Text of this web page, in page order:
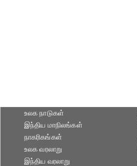
உலக நாடுகள்
இந்திய மாநிலங்கள்
நாகரிகங்கள்
உலக வரலாறு
இந்திய வரலாறு